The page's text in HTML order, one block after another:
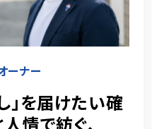
ーナー
」を届けたい――確
情で紡ぐ、